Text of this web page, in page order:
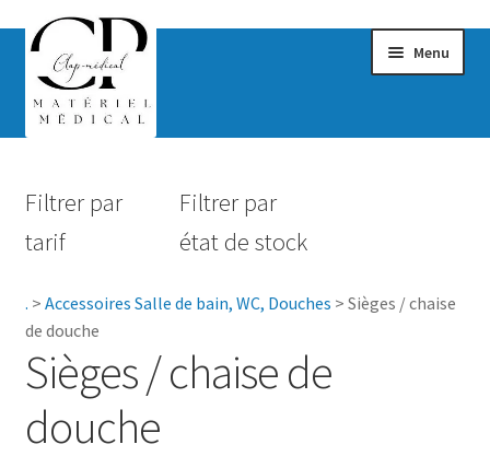
Menu
Hygiène
Maternité
Accessoires Salle de bain
Filtrer par
tarif
Filtrer par
état de stock
. > Accessoires Salle de bain, WC, Douches > Sièges / chaise
de douche
Sièges / chaise de
douche